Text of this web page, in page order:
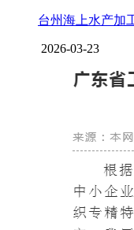
台州海上水产加
2026-03-23